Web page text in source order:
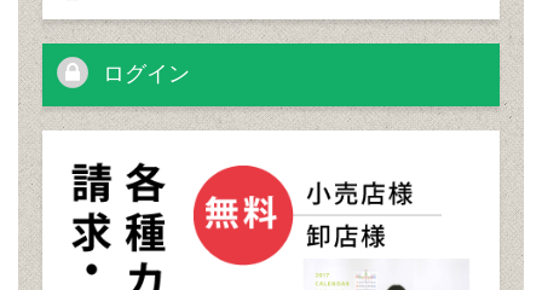
ログイン